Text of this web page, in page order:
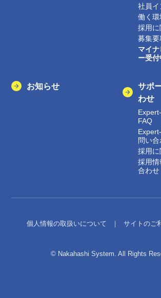
社員イ
働く環
採用に
募集要
マイ
ー受付
お知らせ
サポ
わせ
FAQ
問い
採用に
採用
合わせ
個人情報の取扱いについて ｜ サイトのご
© Nakahashi System. All Rights